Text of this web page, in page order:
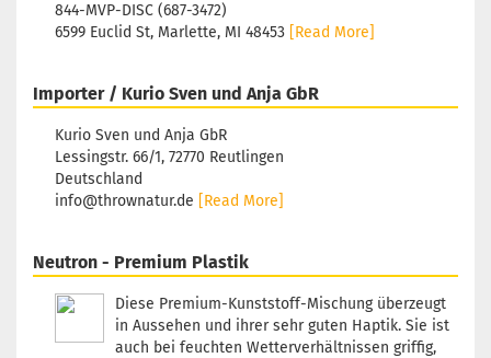
844-MVP-DISC (687-3472)
6599 Euclid St, Marlette, MI 48453 [Read More]
Importer / Kurio Sven und Anja GbR
Kurio Sven und Anja GbR
Lessingstr. 66/1, 72770 Reutlingen
Deutschland
info@thrownatur.de [Read More]
Neutron - Premium Plastik
Diese Premium-Kunststoff-Mischung überzeugt
in Aussehen und ihrer sehr guten Haptik. Sie ist
auch bei feuchten Wetterverhältnissen griffig,